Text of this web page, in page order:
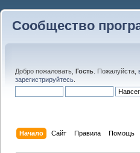
Сообщество
Добро пожаловать, Гость . Пожалуйста,
зарегистрируйтесь
Начало Сайт Правила Помощь